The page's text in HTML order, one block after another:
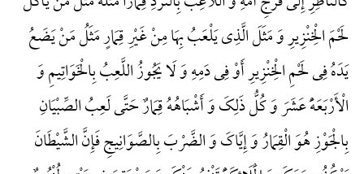
لَحْمَ الْخِنْزِیرِ وَ مَثَلَ الَّذِی یَلْعَبُ بِهَا مِنْ غَیْرِ قِمَارٍ مَثَلُ مَنْ یَضَعُ
یَدَهُ فِی لَحْمِ الْخِنْزِیرِ أَوْ فِی دَمِهِ وَ لَا یَجُوزُ اللَّعِبُ بِالْخَوَاتِیمِ وَ
الْأَرْبَعَهًَْ عَشَرَ وَ کُلُّ ذَلِکَ وَ أَشْبَاهُهُ قِمَارٌ حَتَّی لَعِبُ الصِّبْیَانِ
بِالْجَوْزِ هُوَ الْقِمَارُ وَ إِیَّاکَ وَ الضَّرْبَ بِالصَّوَانِیجِ فَإِنَّ الشَّیْطَانَ